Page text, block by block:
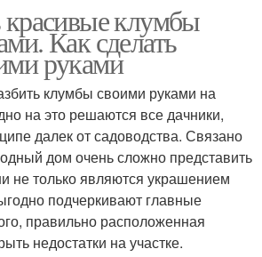
красивые клумбы
Как сделать
руками
клумбы своими руками на
на это решаются все дачники,
далек от садоводства. Связано
дом очень сложно представить
не только являются украшением
подчеркивают главные
правильно расположенная
недостатки на участке.